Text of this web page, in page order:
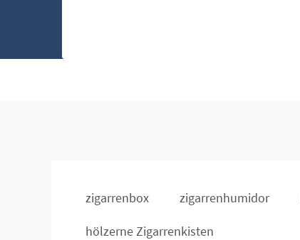
zigarrenbox zigarrenhumidor
hölzerne Zigarrenkisten